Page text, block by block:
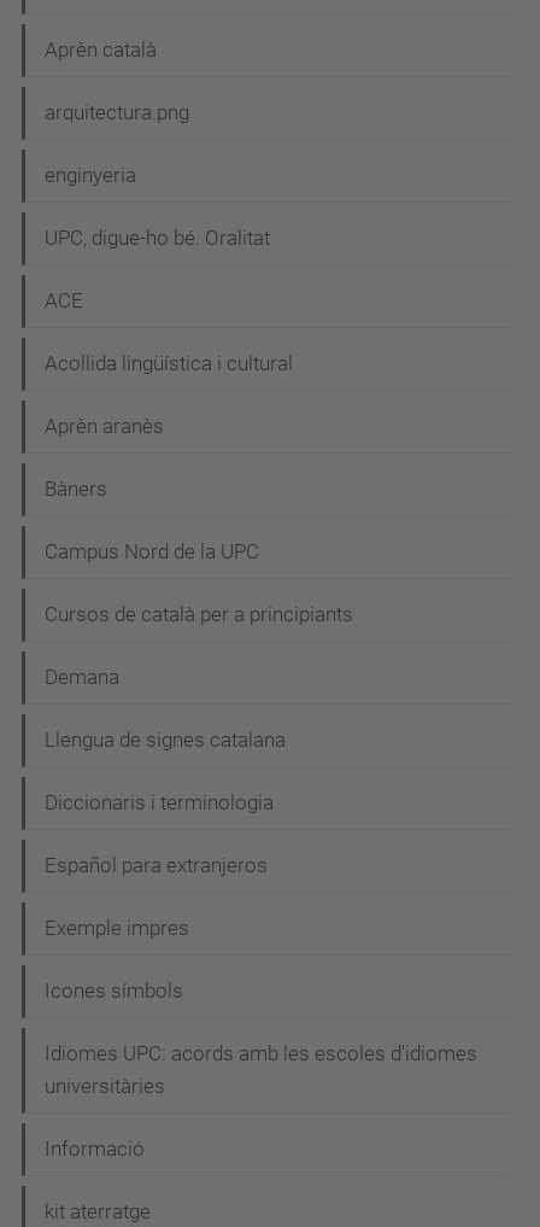
i
ó
Aprèn català
arquitectura.png
enginyeria
UPC, digue-ho bé. Oralitat
ACE
Acollida lingüística i cultural
Aprèn aranès
Bàners
Campus Nord de la UPC
Cursos de català per a principiants
Demana
Llengua de signes catalana
Diccionaris i terminologia
Español para extranjeros
Exemple impres
Icones símbols
Idiomes UPC: acords amb les escoles d'idiomes
universitàries
Informació
kit aterratge